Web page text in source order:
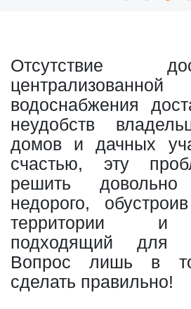
Отсутствие
водоснабжения
неудобств
домов и дачных
счастью, эту
решить
недорого,
территории и
подходящий для
Вопрос лишь в
сделать правильно!